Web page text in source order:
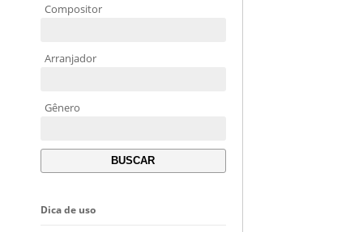
Compositor
Arranjador
Gênero
Dica de uso